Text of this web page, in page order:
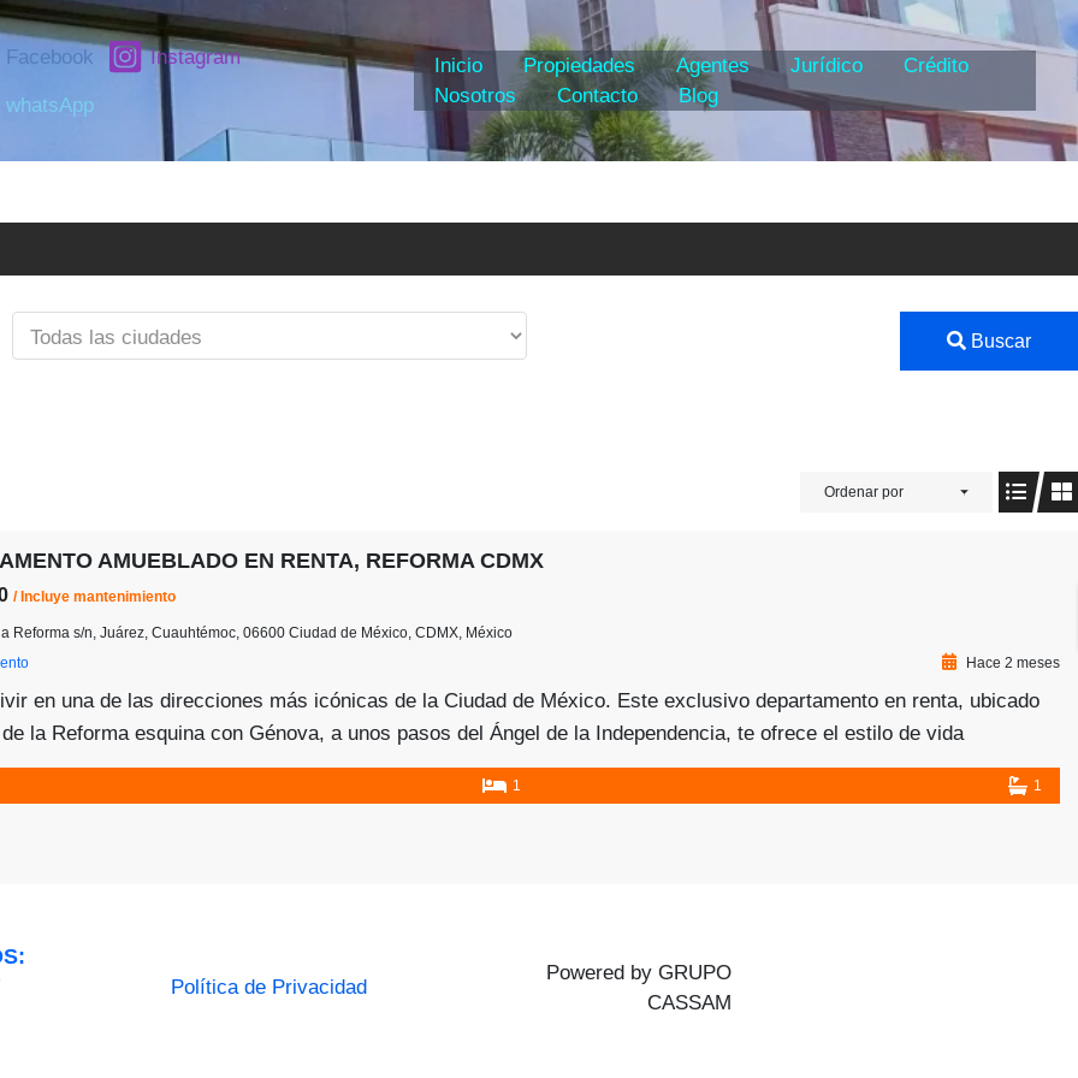
Facebook Instagram
whatsApp
Inicio Propiedades Agentes Jurídico
Crédito
Nosotros
Contacto Blog
Buscar
Ordenar por
AMUEBLADO EN RENTA, REFORMA CDMX
/ Incluye mantenimiento
la Reforma s/n, Juárez, Cuauhtémoc, 06600 Ciudad de México, CDMX, México
Hace 2 meses
en una de las direcciones más icónicas de la Ciudad de México. Este exclusivo departamento en renta, ubicado
la Reforma esquina con Génova, a unos pasos del Ángel de la Independencia, te ofrece el estilo de vida
que siempre has buscado. Disfruta de la mejor conectividad de la ciudad, […]
1 1
Política de Privacidad
Powered by GRUPO
CASSAM